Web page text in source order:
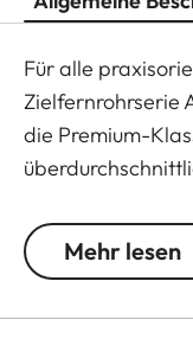
Für alle
Zielfernrohrserie
die Premium-
fach Zoom, die
Sehfeld aus. Die
Mehr lesen